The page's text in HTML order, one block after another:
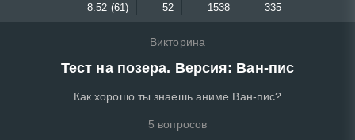
8.52 (61) 52 1538 335
Викторина
Тест на позера. Версия: Ван-пис
Как хорошо ты знаешь аниме Ван-пис?
5 вопросов